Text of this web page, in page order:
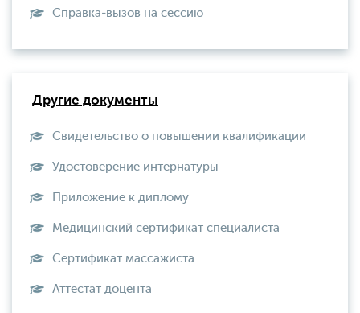
Справка-вызов на сессию
Другие документы
Свидетельство о повышении квалификации
Удостоверение интернатуры
Приложение к диплому
Медицинский сертификат специалиста
Сертификат массажиста
Аттестат доцента